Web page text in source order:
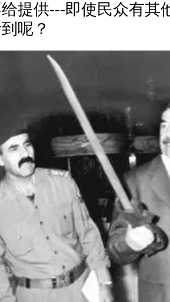
提供---即使民众有其
呢？